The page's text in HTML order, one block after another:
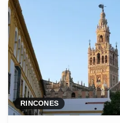
RINCONES